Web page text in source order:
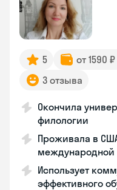
5 от 1590
3 отзыва
Окончила
филологии
Проживала в
международной
Использует
эффективного